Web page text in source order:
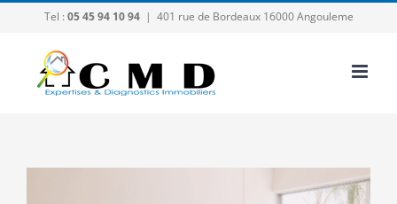
contenu
Tel : 05 45 94 10 94 | 401 rue de Bordeaux 16000 Angouleme